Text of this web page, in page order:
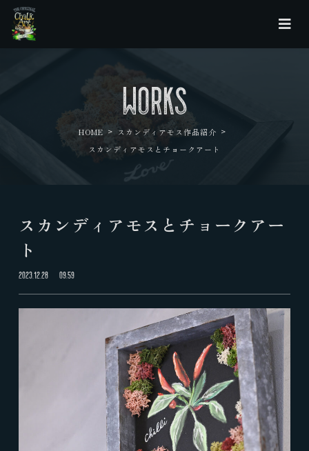
WORKS
HOME > スカンディアモス作品紹介 >
スカンディアモスとチョークアート
スカンディアモスとチョークアー
ト
2023.12.28 09:59